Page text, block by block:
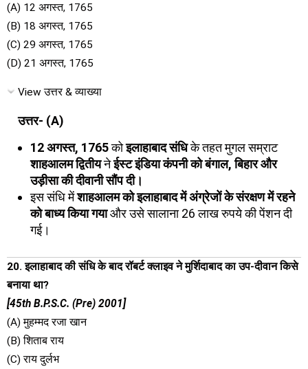
(A) 12 अगस्त, 1765
(B) 18 अगस्त, 1765
(C) 29 अगस्त, 1765
(D) 21 अगस्त, 1765
View उत्तर & व्याख्या
उत्तर- (A)
12 अगस्त, 1765कोइलाहाबाद संधिके तहत मुगल सम्राट
शाहआलम द्वितीयनेईस्ट इंडिया कंपनी को बंगाल, बिहार और
उड़ीसा की दीवानी सौंप दी।
इस संधि मेंशाहआलम को इलाहाबाद में अंग्रेजों के संरक्षण में रहने
को बाध्य किया गयाऔर उसे सालाना 26 लाख रुपये की पेंशन दी
गई।
20. इलाहाबाद की संधि के बाद रॉबर्ट क्लाइव ने मुर्शिदाबाद का उप-दीवान किसे
बनाया था?
[45th B.P.S.C. (Pre) 2001]
(A) मुहम्मद रजा खान
(B) शिताब राय
(C) राय दुर्लभ